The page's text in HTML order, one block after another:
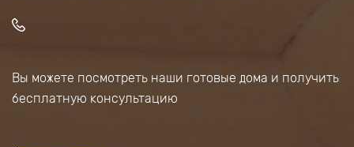
Вы можете посмотреть наши готовые дома и получить
бесплатную консультацию